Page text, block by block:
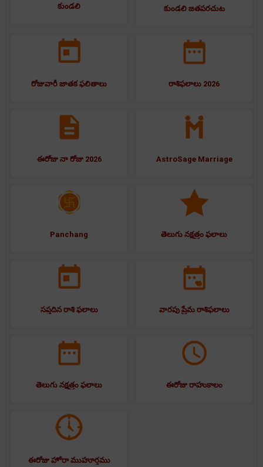
కుండలి కుండలి జతపరచుట
రోజువారీ జాతక ఫలితాలు రాశిఫలాలు 2026
ఈరోజు నా రోజు 2026 AstroSage Marriage
Panchang తెలుగు నక్షత్రం ఫలాలు
సప్తదిన రాశి ఫలాలు వారపు ప్రేమ రాశిఫలాలు
తెలుగు నక్షత్రం ఫలాలు ఈరోజు రాహుకాలం
ఈరోజు హోరా ముహూర్తము